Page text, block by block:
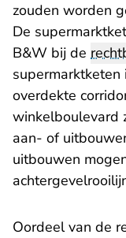
zouden worden
De
B&W bij de
overdekte
winkelboulevard
aan- of
uitbouwen
Oordeel van de